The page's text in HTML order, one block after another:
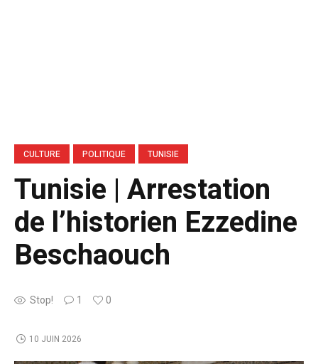
CULTURE POLITIQUE TUNISIE
Tunisie | Arrestation
de l’historien Ezzedine
Beschaouch
Stop! 1 0
10 JUIN 2026